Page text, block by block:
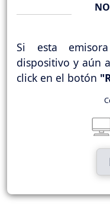
Si esta
dispositivo y aún
click en el botón